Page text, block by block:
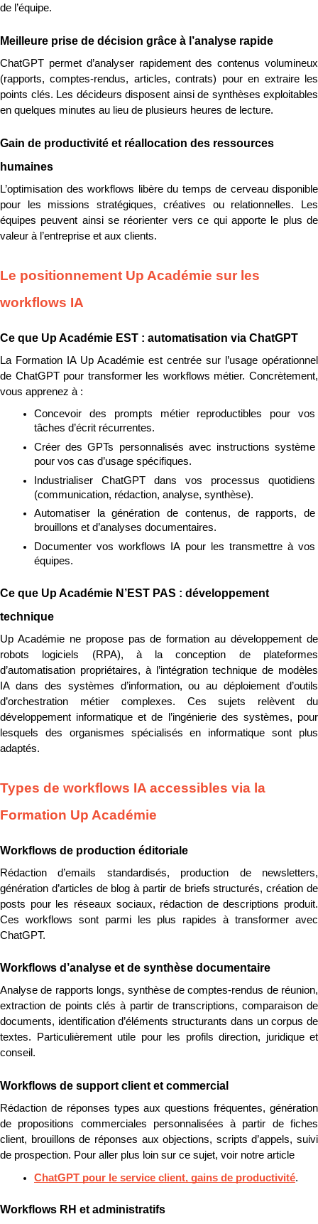
de l’équipe.
Meilleure prise de décision grâce à l’analyse rapide
ChatGPT permet d’analyser rapidement des contenus volumineux
(rapports, comptes-rendus, articles, contrats) pour en extraire les
points clés. Les décideurs disposent ainsi de synthèses exploitables
en quelques minutes au lieu de plusieurs heures de lecture.
Gain de productivité et réallocation des ressources
humaines
L’optimisation des workflows libère du temps de cerveau disponible
pour les missions stratégiques, créatives ou relationnelles. Les
équipes peuvent ainsi se réorienter vers ce qui apporte le plus de
valeur à l’entreprise et aux clients.
Le positionnement Up Académie sur les
workflows IA
Ce que Up Académie EST : automatisation via ChatGPT
La Formation IA Up Académie est centrée sur l’usage opérationnel
de ChatGPT pour transformer les workflows métier. Concrètement,
vous apprenez à :
Concevoir des prompts métier reproductibles pour vos
tâches d’écrit récurrentes.
Créer des GPTs personnalisés avec instructions système
pour vos cas d’usage spécifiques.
Industrialiser ChatGPT dans vos processus quotidiens
(communication, rédaction, analyse, synthèse).
Automatiser la génération de contenus, de rapports, de
brouillons et d’analyses documentaires.
Documenter vos workflows IA pour les transmettre à vos
équipes.
Ce que Up Académie N’EST PAS : développement
technique
Up Académie ne propose pas de formation au développement de
robots logiciels (RPA), à la conception de plateformes
d’automatisation propriétaires, à l’intégration technique de modèles
IA dans des systèmes d’information, ou au déploiement d’outils
d’orchestration métier complexes. Ces sujets relèvent du
développement informatique et de l’ingénierie des systèmes, pour
lesquels des organismes spécialisés en informatique sont plus
adaptés.
Types de workflows IA accessibles via la
Formation Up Académie
Workflows de production éditoriale
Rédaction d’emails standardisés, production de newsletters,
génération d’articles de blog à partir de briefs structurés, création de
posts pour les réseaux sociaux, rédaction de descriptions produit.
Ces workflows sont parmi les plus rapides à transformer avec
ChatGPT.
Workflows d’analyse et de synthèse documentaire
Analyse de rapports longs, synthèse de comptes-rendus de réunion,
extraction de points clés à partir de transcriptions, comparaison de
documents, identification d’éléments structurants dans un corpus de
textes. Particulièrement utile pour les profils direction, juridique et
conseil.
Workflows de support client et commercial
Rédaction de réponses types aux questions fréquentes, génération
de propositions commerciales personnalisées à partir de fiches
client, brouillons de réponses aux objections, scripts d’appels, suivi
de prospection. Pour aller plus loin sur ce sujet, voir notre article
ChatGPT pour le service client, gains de productivité.
Workflows RH et administratifs